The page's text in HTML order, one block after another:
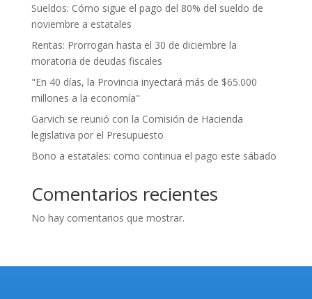
Sueldos: Cómo sigue el pago del 80% del sueldo de
noviembre a estatales
Rentas: Prorrogan hasta el 30 de diciembre la
moratoria de deudas fiscales
"En 40 días, la Provincia inyectará más de $65.000
millones a la economía"
Garvich se reunió con la Comisión de Hacienda
legislativa por el Presupuesto
Bono a estatales: como continua el pago este sábado
Comentarios recientes
No hay comentarios que mostrar.